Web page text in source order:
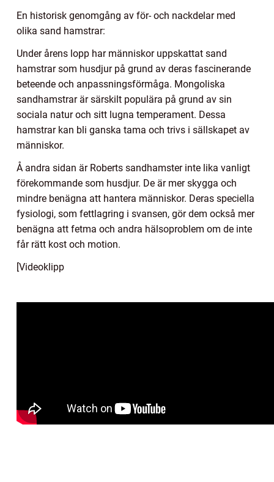
En historisk genomgång av för- och nackdelar med
olika sand hamstrar:
Under årens lopp har människor uppskattat sand
hamstrar som husdjur på grund av deras fascinerande
beteende och anpassningsförmåga. Mongoliska
sandhamstrar är särskilt populära på grund av sin
sociala natur och sitt lugna temperament. Dessa
hamstrar kan bli ganska tama och trivs i sällskapet av
människor.
Å andra sidan är Roberts sandhamster inte lika vanligt
förekommande som husdjur. De är mer skygga och
mindre benägna att hantera människor. Deras speciella
fysiologi, som fettlagring i svansen, gör dem också mer
benägna att fetma och andra hälsoproblem om de inte
får rätt kost och motion.
[Videoklipp